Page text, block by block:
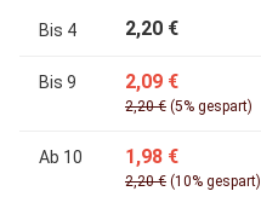
Bis 4 2,20 €
Bis 9 2,09 €
2,20 € (5% gespart)
Ab 10 1,98 €
2,20 € (10% gespart)